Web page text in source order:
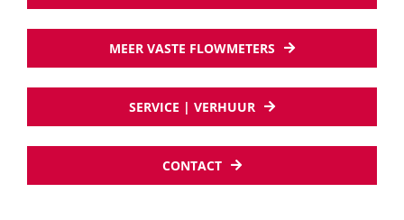
MEER VASTE FLOWMETERS
SERVICE | VERHUUR
CONTACT